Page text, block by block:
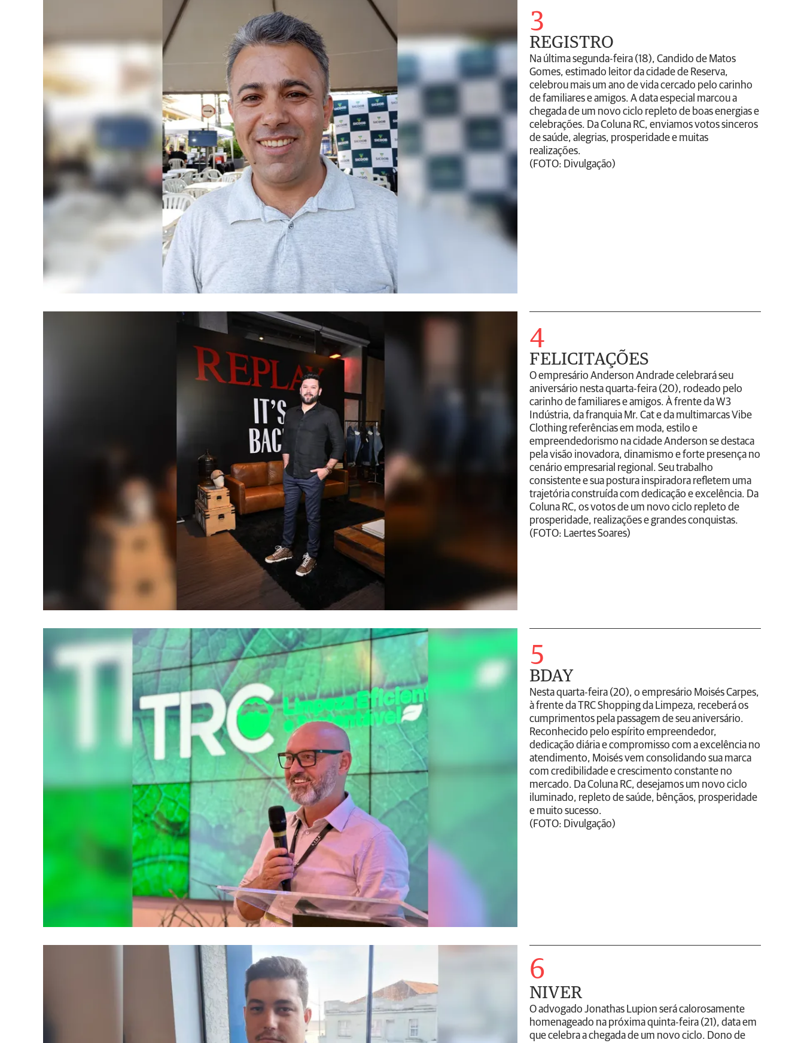
3
REGISTRO
Na última segunda-feira (18), Candido de Matos
Gomes, estimado leitor da cidade de Reserva,
celebrou mais um ano de vida cercado pelo carinho
de familiares e amigos. A data especial marcou a
chegada de um novo ciclo repleto de boas energias e
celebrações. Da Coluna RC, enviamos votos sinceros
de saúde, alegrias, prosperidade e muitas
realizações.
(FOTO: Divulgação)
4
FELICITAÇÕES
O empresário Anderson Andrade celebrará seu
aniversário nesta quarta-feira (20), rodeado pelo
carinho de familiares e amigos. À frente da W3
Indústria, da franquia Mr. Cat e da multimarcas Vibe
Clothing referências em moda, estilo e
empreendedorismo na cidade Anderson se destaca
pela visão inovadora, dinamismo e forte presença no
cenário empresarial regional. Seu trabalho
consistente e sua postura inspiradora refletem uma
trajetória construída com dedicação e excelência. Da
Coluna RC, os votos de um novo ciclo repleto de
prosperidade, realizações e grandes conquistas.
(FOTO: Laertes Soares)
5
BDAY
Nesta quarta-feira (20), o empresário Moisés Carpes,
à frente da TRC Shopping da Limpeza, receberá os
cumprimentos pela passagem de seu aniversário.
Reconhecido pelo espírito empreendedor,
dedicação diária e compromisso com a excelência no
atendimento, Moisés vem consolidando sua marca
com credibilidade e crescimento constante no
mercado. Da Coluna RC, desejamos um novo ciclo
iluminado, repleto de saúde, bênçãos, prosperidade
e muito sucesso.
(FOTO: Divulgação)
6
NIVER
O advogado Jonathas Lupion será calorosamente
homenageado na próxima quinta-feira (21), data em
que celebra a chegada de um novo ciclo. Dono de